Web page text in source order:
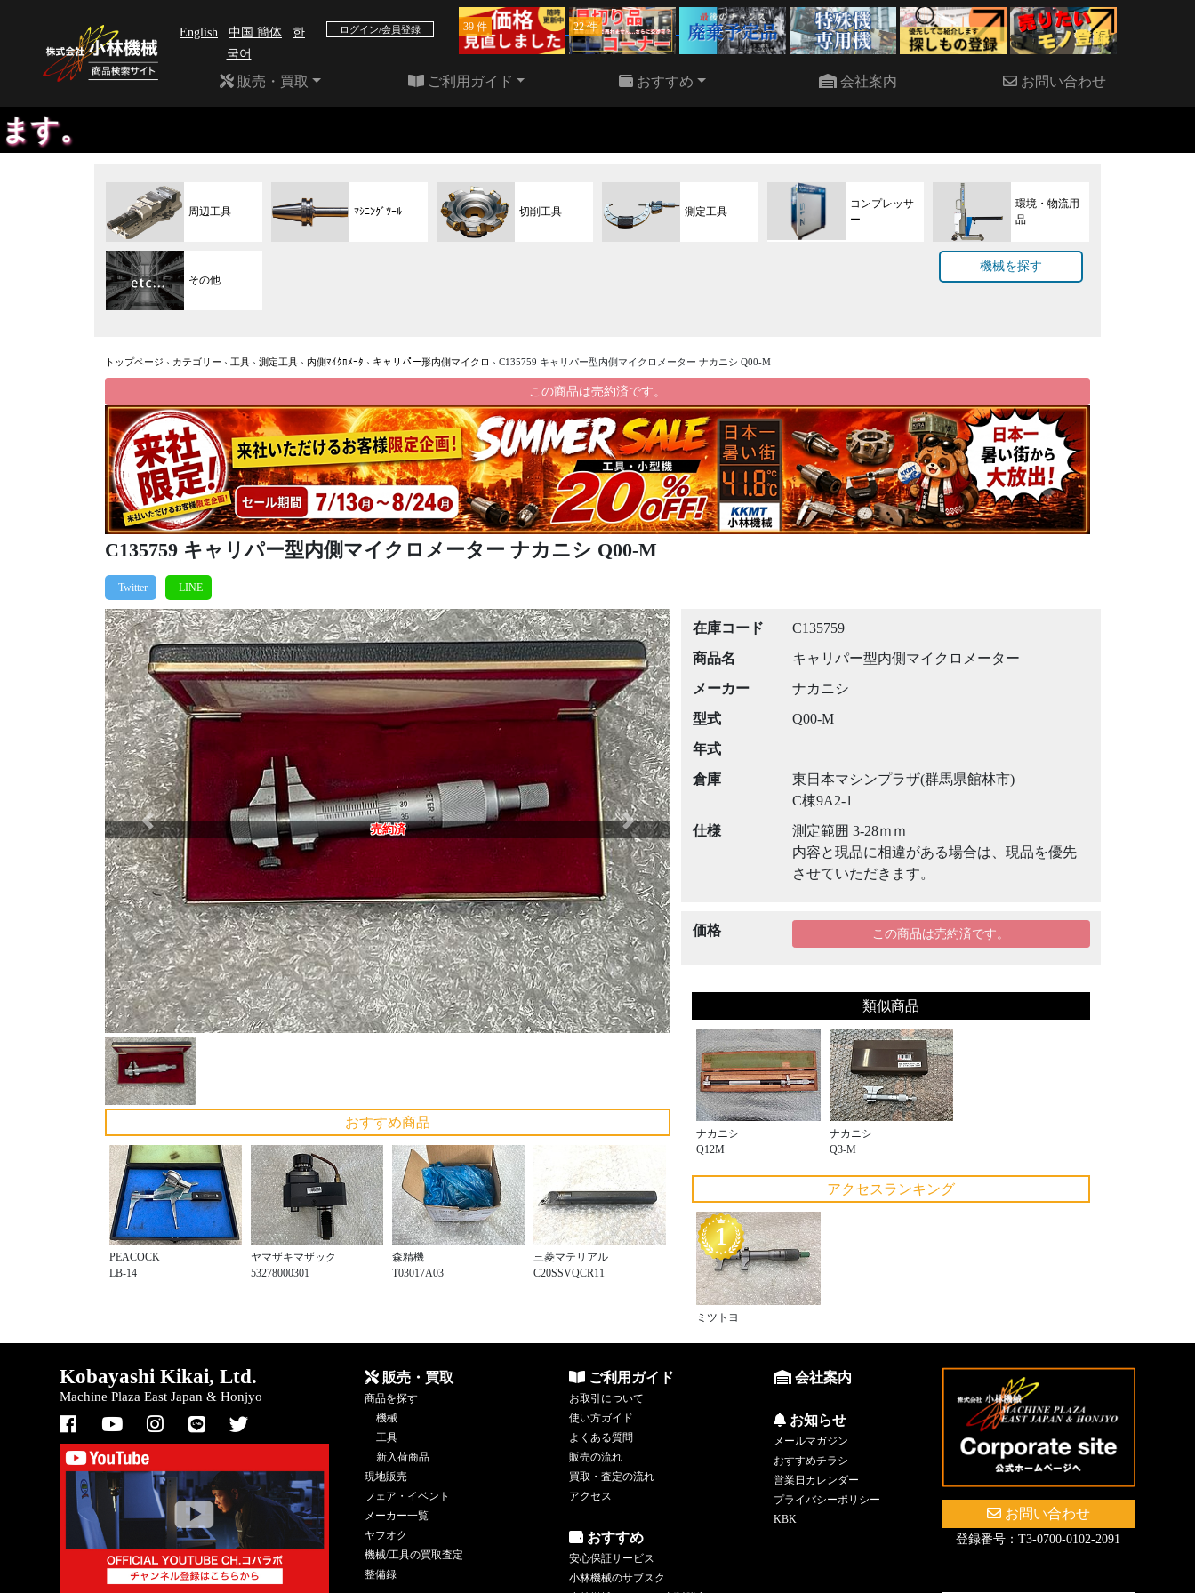
English 中国 簡体
한
국어
ログイン/会員登録 39 件 22 件
販売・買取 ご利用ガイド おすすめ 会社案内 お問い合わせ
周辺工具 ﾏｼﾆﾝｸﾞﾂｰﾙ 切削工具 測定工具
コンプレッサ
ー
環境・物流用
品
その他
機械を探す
トップページ › カテゴリー › 工具 › 測定工具 › 内側ﾏｲｸﾛﾒｰﾀ › キャリパー形内側マイクロ › C135759 キャリパー型内側マイクロメーター ナカニシ Q00-M
この商品は売約済です。
C135759 キャリパー型内側マイクロメーター ナカニシ Q00-M
売約済
Previous Next
おすすめ商品
PEACOCK
LB-14
ヤマザキマザック
53278000301
森精機
T03017A03
三菱マテリアル
C20SSVQCR11
在庫コード
C135759
商品名
キャリパー型内側マイクロメーター
メーカー
ナカニシ
型式
Q00-M
年式
倉庫
東日本マシンプラザ(群馬県館林市)
C棟9A2-1
仕様
測定範囲 3-28ｍｍ
内容と現品に相違がある場合は、現品を優先
させていただきます。
価格 この商品は売約済です。
類似商品
ナカニシ
Q12M
ナカニシ
Q3-M
アクセスランキング
ミツトヨ
Kobayashi Kikai, Ltd.
Machine Plaza East Japan & Honjyo
販売・買取
商品を探す
機械
工具
新入荷商品
現地販売
フェア・イベント
メーカー一覧
ヤフオク
機械/工具の買取査定
整備録
ご利用ガイド
お取引について
使い方ガイド
よくある質問
販売の流れ
買取・査定の流れ
アクセス
おすすめ
安心保証サービス
小林機械のサブスク
会社案内
お知らせ
メールマガジン
おすすめチラシ
営業日カレンダー
プライバシーポリシー
KBK
お問い合わせ
登録番号：T3-0700-0102-2091